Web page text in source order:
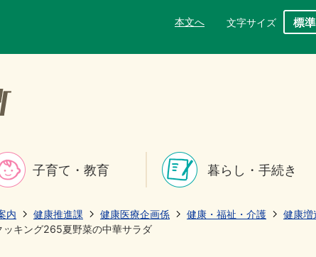
本文へ 文字サイズ
子育て・教育 暮らし・手続き
内 健康推進課 健康医療企画係 健康・福祉・介護 健康増
ッキング265夏野菜の中華サラダ